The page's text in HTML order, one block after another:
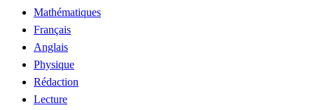
Mathématiques
Français
Anglais
Physique
Rédaction
Lecture